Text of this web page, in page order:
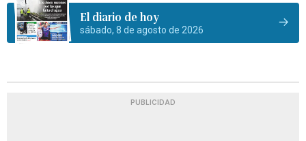
El diario de hoy
sábado, 8 de agosto de 2026
PUBLICIDAD